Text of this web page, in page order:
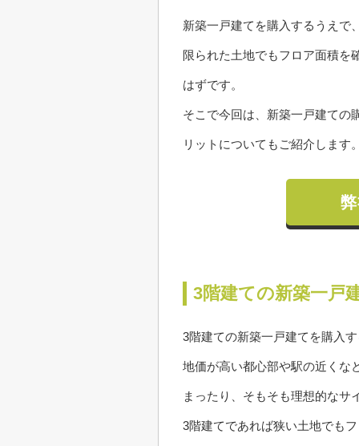
新築一戸建てを購入するうえで
限られた土地でもフロア面積を
はずです。
そこで今回は、新築一戸建ての
リットについてもご紹介します
3階建ての新築一戸
3階建ての新築一戸建てを購入
地価が高い都心部や駅の近くな
まったり、そもそも理想的なサ
3階建てであれば狭い土地でも